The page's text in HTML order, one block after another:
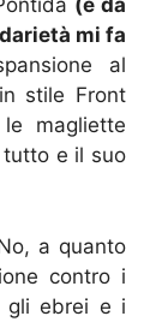
(e da
mi fa
al
stile Front
magliette
tutto e il suo
a quanto
contro i
gli ebrei e i